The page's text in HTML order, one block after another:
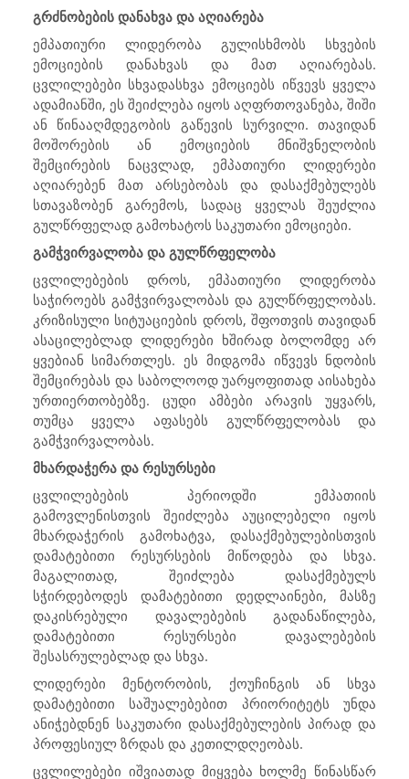
გრძნობების დანახვა და აღიარება
ემპათიური ლიდერობა გულისხმობს სხვების
ემოციების დანახვას და მათ აღიარებას.
ცვლილებები სხვადასხვა ემოციებს იწვევს ყველა
ადამიანში, ეს შეიძლება იყოს აღფრთოვანება, შიში
ან წინააღმდეგობის გაწევის სურვილი. თავიდან
მოშორების ან ემოციების მნიშვნელობის
შემცირების ნაცვლად, ემპათიური ლიდერები
აღიარებენ მათ არსებობას და დასაქმებულებს
სთავაზობენ გარემოს, სადაც ყველას შეუძლია
გულწრფელად გამოხატოს საკუთარი ემოციები.
გამჭვირვალობა და გულწრფელობა
ცვლილებების დროს, ემპათიური ლიდერობა
საჭიროებს გამჭვირვალობას და გულწრფელობას.
კრიზისული სიტუაციების დროს, შფოთვის თავიდან
ასაცილებლად ლიდერები ხშირად ბოლომდე არ
ყვებიან სიმართლეს. ეს მიდგომა იწვევს ნდობის
შემცირებას და საბოლოოდ უარყოფითად აისახება
ურთიერთობებზე. ცუდი ამბები არავის უყვარს,
თუმცა ყველა აფასებს გულწრფელობას და
გამჭვირვალობას.
მხარდაჭერა და რესურსები
ცვლილებების პერიოდში ემპათიის
გამოვლენისთვის შეიძლება აუცილებელი იყოს
მხარდაჭერის გამოხატვა, დასაქმებულებისთვის
დამატებითი რესურსების მიწოდება და სხვა.
მაგალითად, შეიძლება დასაქმებულს
სჭირდებოდეს დამატებითი დედლაინები, მასზე
დაკისრებული დავალებების გადანაწილება,
დამატებითი რესურსები დავალებების
შესასრულებლად და სხვა.
ლიდერები მენტორობის, ქოუჩინგის ან სხვა
დამატებითი საშუალებებით პრიორიტეტს უნდა
ანიჭებდნენ საკუთარი დასაქმებულების პირად და
პროფესიულ ზრდას და კეთილდღეობას.
ცვლილებები იშვიათად მიყვება ხოლმე წინასწარ